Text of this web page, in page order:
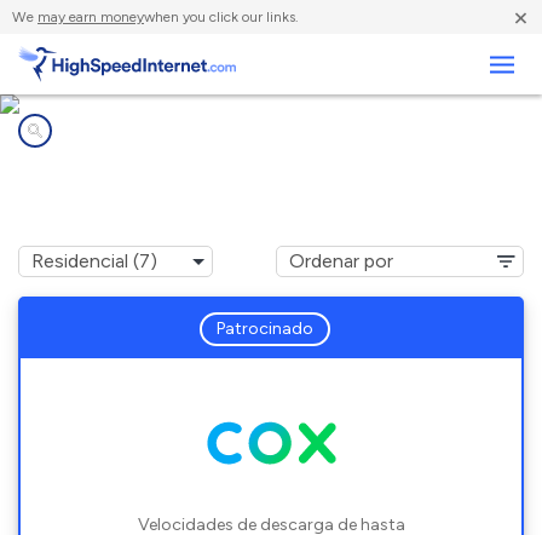
We may earn moneywhen you click our links. ×
Patrocinado
Velocidades de descarga de hasta